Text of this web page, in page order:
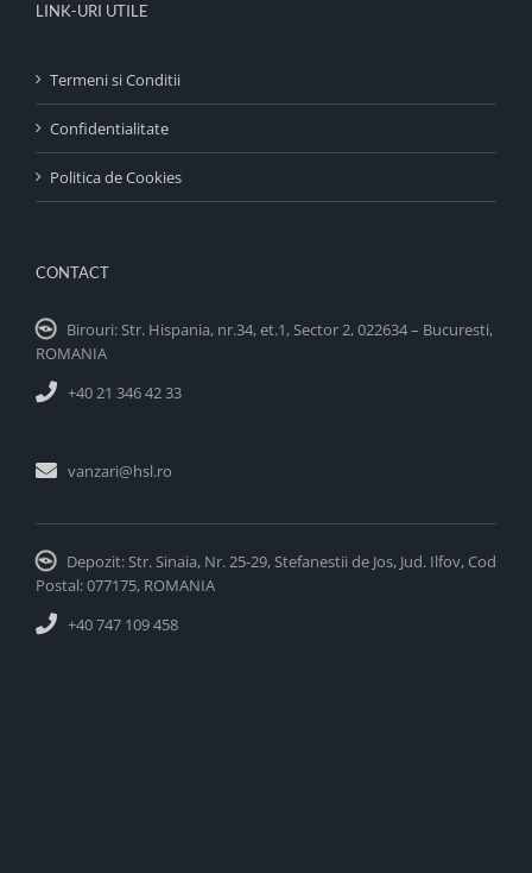
LINK-URI UTILE
Termeni si Conditii
Confidentialitate
Politica de Cookies
CONTACT
Birouri: Str. Hispania, nr.34, et.1, Sector 2, 022634 – Bucuresti,
ROMANIA
+40 21 346 42 33
vanzari@hsl.ro
Depozit: Str. Sinaia, Nr. 25-29, Stefanestii de Jos, Jud. Ilfov, Cod
Postal: 077175, ROMANIA
+40 747 109 458